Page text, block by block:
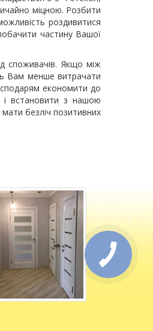
міцною. Розбити
роздивитися
частину Вашої
споживачів. Якщо між
Вам менше витрачати
економити до
і встановити з нашою
безліч позитивних